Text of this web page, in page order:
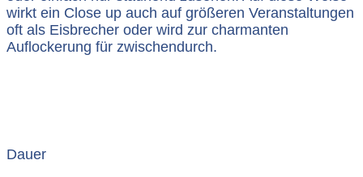
wirkt ein Close up auch auf größeren Veranstaltungen
oft als Eisbrecher oder wird zur charmanten
Auflockerung für zwischendurch.
Dauer